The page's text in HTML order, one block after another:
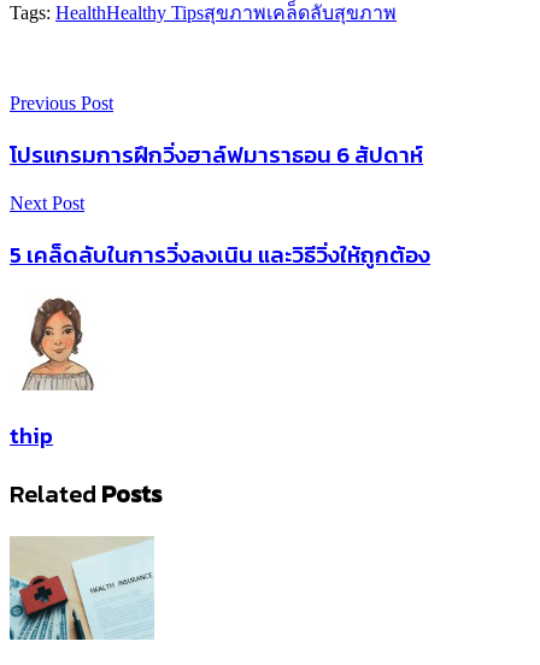
Tags: HealthHealthy Tipsสุขภาพเคล็ดลับสุขภาพ
Previous Post
โปรแกรมการฝึกวิ่งฮาล์ฟมาราธอน 6 สัปดาห์
Next Post
5 เคล็ดลับในการวิ่งลงเนิน และวิธีวิ่งให้ถูกต้อง
thip
Related Posts